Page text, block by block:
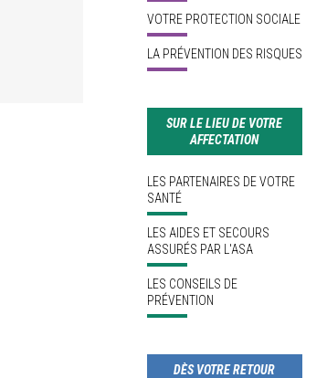
VOTRE PROTECTION SOCIALE
LA PRÉVENTION DES RISQUES
SUR LE LIEU DE VOTRE
AFFECTATION
LES PARTENAIRES DE VOTRE
SANTÉ
LES AIDES ET SECOURS
ASSURÉS PAR L'ASA
LES CONSEILS DE
PRÉVENTION
DÈS VOTRE RETOUR